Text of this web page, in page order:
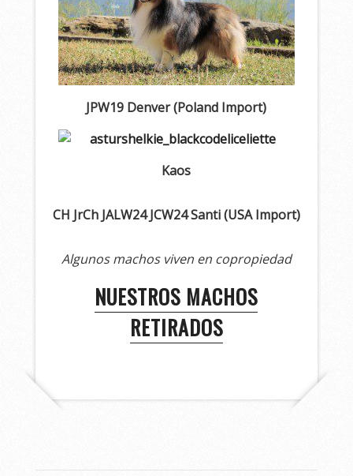
JPW19 Denver (Poland Import)
Kaos
CH JrCh JALW24 JCW24 Santi (USA Import)
Algunos machos viven en copropiedad
NUESTROS MACHOS
RETIRADOS